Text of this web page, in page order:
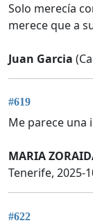
Solo merecía
merece que a
Juan Garcia
#619
Me parece una
MARIA
Tenerife, 2025-
#622